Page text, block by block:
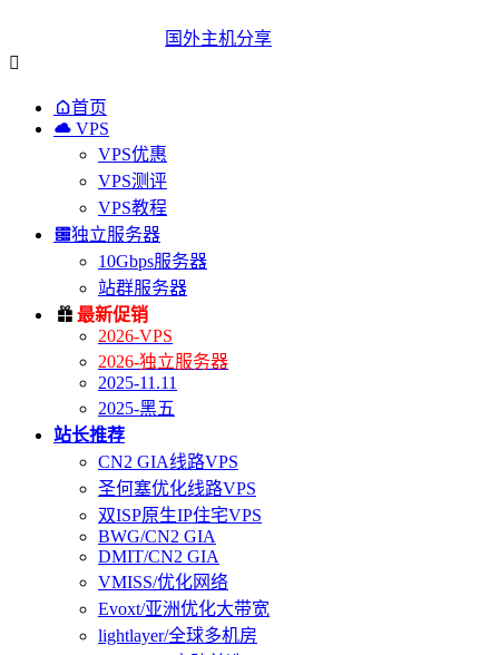
国外主机分享

首页
 VPS
VPS优惠
VPS测评
VPS教程
独立服务器
10Gbps服务器
站群服务器
 最新促销
2026-VPS
2026-独立服务器
2025-11.11
2025-黑五
站长推荐
CN2 GIA线路VPS
圣何塞优化线路VPS
双ISP原生IP住宅VPS
BWG/CN2 GIA
DMIT/CN2 GIA
VMISS/优化网络
Evoxt/亚洲优化大带宽
lightlayer/全球多机房